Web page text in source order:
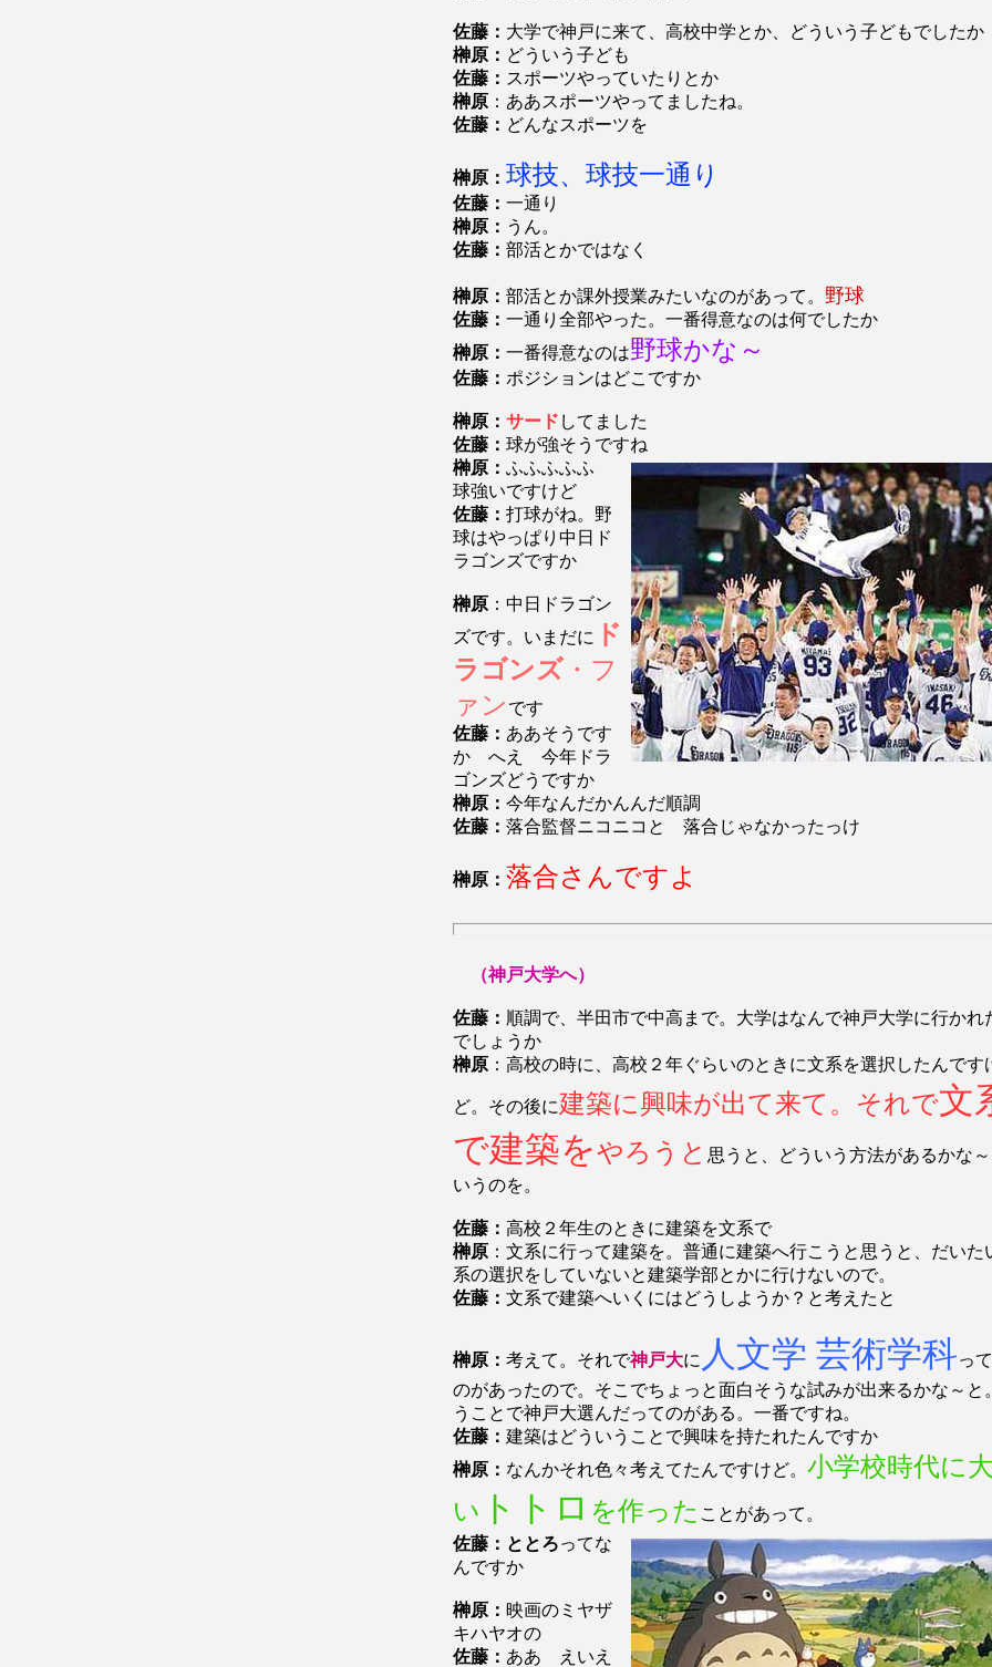
佐藤： 大学で神戸に来て、高校中学とか、どういう子どもでしたか
榊原： どういう子ども
佐藤： スポーツやっていたりとか
榊原 ：ああスポーツやってましたね。
佐藤： どんなスポーツを
榊原： 球技、球技一通り
佐藤： 一通り
榊原： うん。
佐藤： 部活とかではなく
榊原： 部活とか課外授業みたいなのがあって。 野球
佐藤： 一通り全部やった。一番得意なのは何でしたか
榊原： 一番得意なのは野球かな～
佐藤： ポジションはどこですか
榊原： サード してました
佐藤： 球が強そうですね
榊原： ふふふふふ
球強いですけど
佐藤： 打球がね。野
球はやっぱり中日ド
ラゴンズですか
榊原 ：中日ドラゴン
ズです。いまだに
ド
ラゴンズ・フ
ァン です
佐藤： ああそうです
か へえ 今年ドラ
ゴンズどうですか
榊原： 今年なんだかんんだ順調
佐藤： 落合監督ニコニコと 落合じゃなかったっけ
榊原： 落合さんですよ
（神戸大学へ）
佐藤： 順調で、半田市で中高まで。大学はなんで神戸大学に行かれ
でしょうか
榊原 ：高校の時に、高校２年ぐらいのときに文系を選択したんです
ど。その後に建築に興味が出て来て。それで文
で建築をやろうと 思うと、どういう方法があるかな
いうのを。
佐藤： 高校２年生のときに建築を文系で
榊原 ：文系に行って建築を。普通に建築へ行こうと思うと、だいた
系の選択をしていないと建築学部とかに行けないので。
佐藤： 文系で建築へいくにはどうしようか？と考えたと
榊原： 考えて。それで神戸大に 人文学 芸術学科っ
のがあったので。そこでちょっと面白そうな試みが出来るかな～と
うことで神戸大選んだってのがある。一番ですね。
佐藤： 建築はどういうことで興味を持たれたんですか
榊原： なんかそれ色々考えてたんですけど。 小学校時代に
い トトロ を作った ことがあって。
佐藤：ととろってな
んですか
榊原： 映画のミヤザ
キハヤオの
佐藤： ああ えいえ